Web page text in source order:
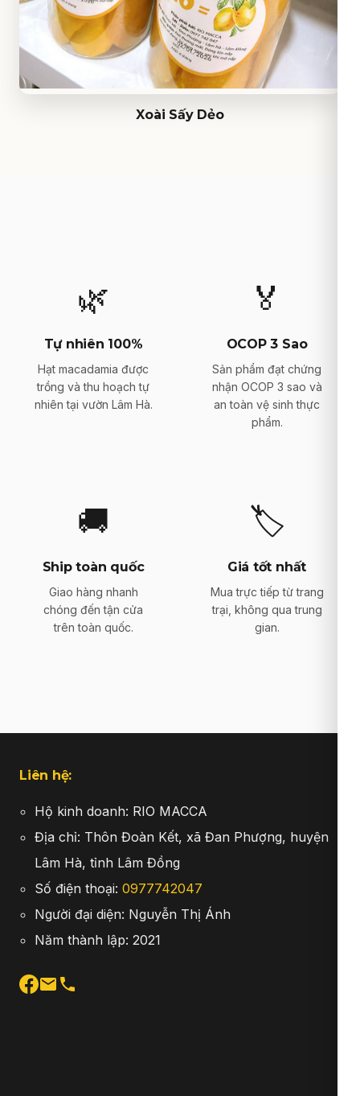
Xoài Sấy Dẻo
🌿
Tự nhiên 100%
Hạt macadamia được
trồng và thu hoạch tự
nhiên tại vườn Lâm Hà.
🏅
OCOP 3 Sao
Sản phẩm đạt chứng
nhận OCOP 3 sao và
an toàn vệ sinh thực
phẩm.
🚚
Ship toàn quốc
Giao hàng nhanh
chóng đến tận cửa
trên toàn quốc.
🏷️
Giá tốt nhất
Mua trực tiếp từ trang
trại, không qua trung
gian.
Liên hệ:
Hộ kinh doanh: RIO MACCA
Địa chỉ: Thôn Đoàn Kết, xã Đan Phượng, huyện
Lâm Hà, tỉnh Lâm Đồng
Số điện thoại:0977742047
Người đại diện: Nguyễn Thị Ánh
Năm thành lập: 2021